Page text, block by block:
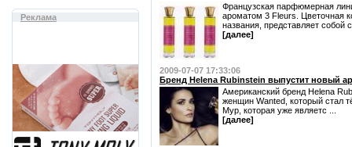
Реклама
Французская парфюмерная
ароматом 3 Fleurs. Цветочная
названия, представляет собой
[далее]
2009-07-07 17:33:06
Бренд Helena Rubinstein выпустит новый
Американский бренд Helena
женщин Wanted, который стал
Мур, которая уже являетс ...
[далее]